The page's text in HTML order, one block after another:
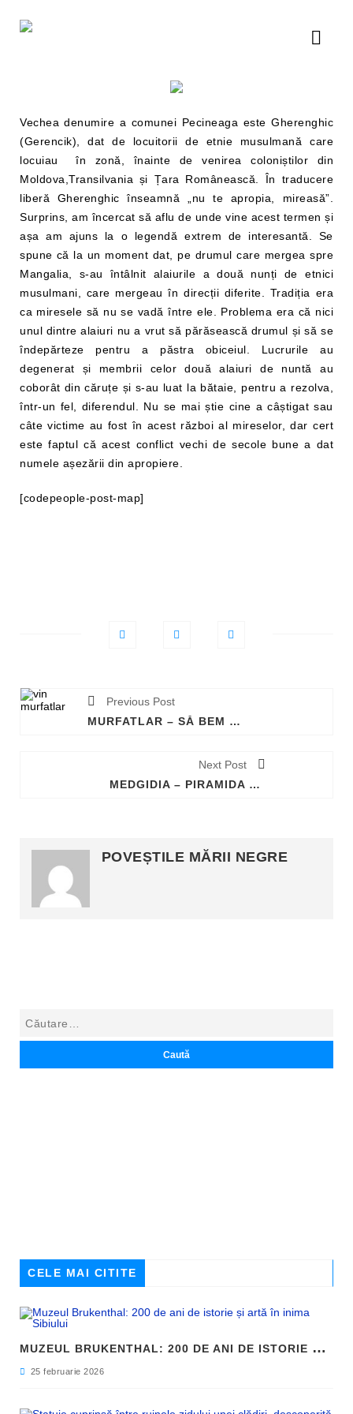
Vechea denumire a comunei Pecineaga este Gherenghic
(Gerencik), dat de locuitorii de etnie musulmană care
locuiau în zonă, înainte de venirea coloniștilor din
Moldova,Transilvania și Țara Românească. În traducere
liberă Gherenghic înseamnă „nu te apropia, mireasă”.
Surprins, am încercat să aflu de unde vine acest termen și
așa am ajuns la o legendă extrem de interesantă. Se
spune că la un moment dat, pe drumul care mergea spre
Mangalia, s-au întâlnit alaiurile a două nunți de etnici
musulmani, care mergeau în direcții diferite. Tradiția era
ca miresele să nu se vadă între ele. Problema era că nici
unul dintre alaiuri nu a vrut să părăsească drumul și să se
îndepărteze pentru a păstra obiceiul. Lucrurile au
degenerat și membrii celor două alaiuri de nuntă au
coborât din căruțe și s-au luat la bătaie, pentru a rezolva,
într-un fel, diferendul. Nu se mai știe cine a câștigat sau
câte victime au fost în acest război al mireselor, dar cert
este faptul că acest conflict vechi de secole bune a dat
numele așezării din apropiere.
[codepeople-post-map]
Previous Post
MURFATLAR – SĂ BEM UN VIN, CA PE VREMEA DACILOR
Next Post
MEDGIDIA – PIRAMIDA EROILOR SÂRBI
POVEȘTILE MĂRII NEGRE
CELE MAI CITITE
M
UZEUL BRUKENTHAL: 200 DE ANI DE ISTORIE ȘI ARTĂ ÎN INIMA SIBIULUI
25 februarie 2026